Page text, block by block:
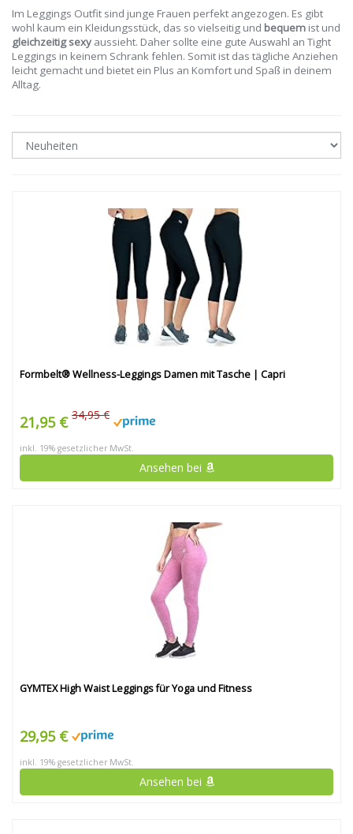
Im Leggings Outfit sind junge Frauen perfekt angezogen. Es gibt
wohl kaum ein Kleidungsstück, das so vielseitig und bequem ist und
gleichzeitig sexy aussieht. Daher sollte eine gute Auswahl an Tight
Leggings in keinem Schrank fehlen. Somit ist das tägliche Anziehen
leicht gemacht und bietet ein Plus an Komfort und Spaß in deinem
Alltag.
Formbelt® Wellness-Leggings Damen mit Tasche | Capri
21,95 € 34,95 €
inkl. 19% gesetzlicher MwSt.
Ansehen bei
GYMTEX High Waist Leggings für Yoga und Fitness
29,95 €
inkl. 19% gesetzlicher MwSt.
Ansehen bei